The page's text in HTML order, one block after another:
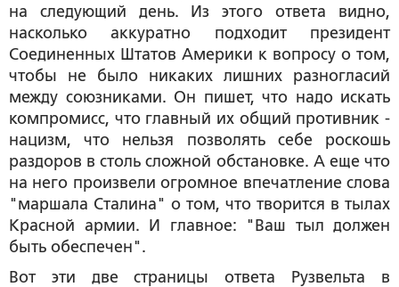
на следующий день. Из этого ответа видно,
насколько аккуратно подходит президент
Соединенных Штатов Америки к вопросу о том,
чтобы не было никаких лишних разногласий
между союзниками. Он пишет, что надо искать
компромисс, что главный их общий противник -
нацизм, что нельзя позволять себе роскошь
раздоров в столь сложной обстановке. А еще что
на него произвели огромное впечатление слова
"маршала Сталина" о том, что творится в тылах
Красной армии. И главное: "Ваш тыл должен
быть обеспечен".
Вот эти две страницы ответа Рузвельта в